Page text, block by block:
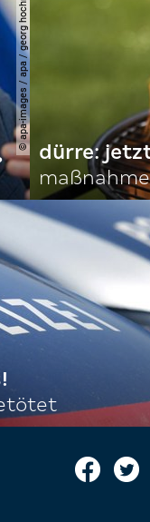
© apa-images / apa / georg hochmuth
dürre: